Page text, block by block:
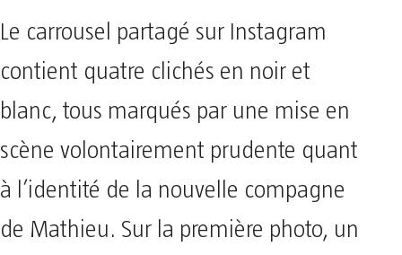
Le carrousel partagé sur Instagram
contient quatre clichés en noir et
blanc, tous marqués par une mise en
scène volontairement prudente quant
à l’identité de la nouvelle compagne
de Mathieu. Sur la première photo, un